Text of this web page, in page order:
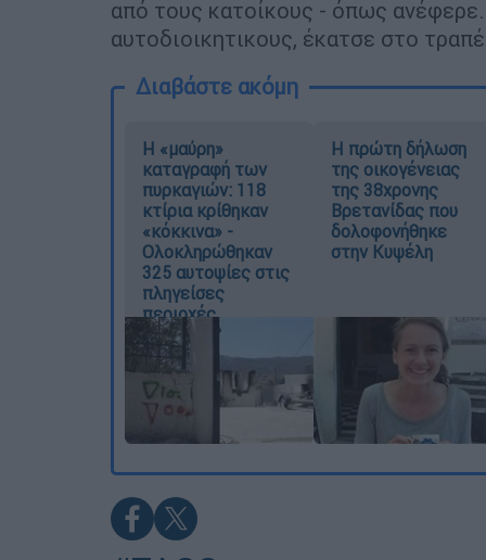
από τους κατοίκους - όπως
αυτοδιοικητικους, έκατσε στο
Διαβάστε ακόμη
Η «μαύρη»
καταγραφή των
πυρκαγιών: 118
κτίρια κρίθηκαν
«κόκκινα» -
Ολοκληρώθηκαν
325 αυτοψίες στις
πληγείσες
περιοχές
Η πρώτη δήλωση
της οικογένειας
της 38χρονης
Βρετανίδας που
δολοφονήθηκε
στην Κυψέλη